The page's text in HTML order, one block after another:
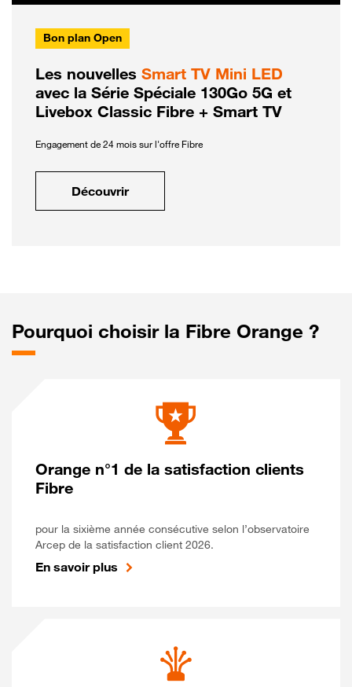
Bon plan Open
Les nouvelles Smart TV Mini LED
avec la Série Spéciale 130Go 5G et
Livebox Classic Fibre + Smart TV
Engagement de 24 mois sur l'offre Fibre
Découvrir
Pourquoi choisir la Fibre Orange ?
Orange n°1 de la satisfaction clients
Fibre
pour la sixième année consécutive selon l’observatoire
Arcep de la satisfaction client 2026.
En savoir plus